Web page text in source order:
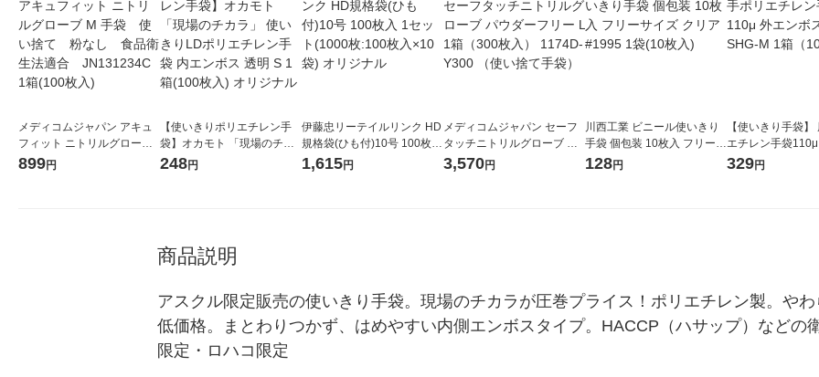
メディコムジャパン アキュ
フィット ニトリルグローブ
M 手袋 使い捨て 粉な
899円
【使いきりポリエチレン手
袋】オカモト 「現場のチカ
ラ」 使いきりLDポリエチレ
248円
伊藤忠リーテイルリンク HD
規格袋(ひも付)10号 100枚入
1セット(1000枚:100枚入×1
1,615円
メディコムジャパン セーフ
タッチニトリルグローブ パ
ウダーフリー L 1箱（300枚
3,570円
川西工業 ビニール使いきり
手袋 個包装 10枚入 フリーサ
イズ クリア #1995 1袋(10枚
128円
【使いきり手袋】
エチレン手袋
ス M SHG-M 1箱（
329円
商品説明
アスクル限定販売の使いきり手袋。現場のチカラが圧巻プライス！ポリエチレン製。や
低価格。まとわりつかず、はめやすい内側エンボスタイプ。HACCP（ハサップ）などの
限定・ロハコ限定